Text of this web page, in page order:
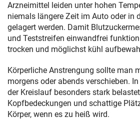
Arzneimittel leiden unter hohen
niemals längere Zeit im Auto oder in
gelagert werden. Damit
und Teststreifen einwandfrei
trocken und möglichst kühl
Körperliche Anstrengung sollte man
morgens oder abends verschieben.
der Kreislauf besonders stark
Kopfbedeckungen und schattige
Körper, wenn es zu heiß wird.